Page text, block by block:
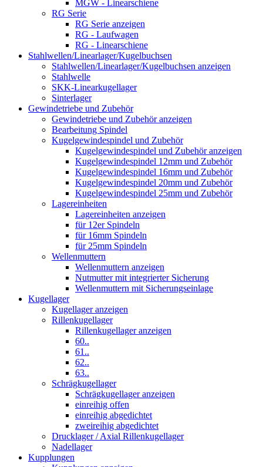
MGW - Linearschiene
RG Serie
RG Serie anzeigen
RG - Laufwagen
RG - Linearschiene
Stahlwellen/Linearlager/Kugelbuchsen
Stahlwellen/Linearlager/Kugelbuchsen anzeigen
Stahlwelle
SKK-Linearkugellager
Sinterlager
Gewindetriebe und Zubehör
Gewindetriebe und Zubehör anzeigen
Bearbeitung Spindel
Kugelgewindespindel und Zubehör
Kugelgewindespindel und Zubehör anzeigen
Kugelgewindespindel 12mm und Zubehör
Kugelgewindespindel 16mm und Zubehör
Kugelgewindespindel 20mm und Zubehör
Kugelgewindespindel 25mm und Zubehör
Lagereinheiten
Lagereinheiten anzeigen
für 12er Spindeln
für 16mm Spindeln
für 25mm Spindeln
Wellenmuttern
Wellenmuttern anzeigen
Nutmutter mit integrierter Sicherung
Wellenmuttern mit Sicherungseinlage
Kugellager
Kugellager anzeigen
Rillenkugellager
Rillenkugellager anzeigen
60..
61..
62..
63..
Schrägkugellager
Schrägkugellager anzeigen
einreihig offen
einreihig abgedichtet
zweireihig abgedichtet
Drucklager / Axial Rillenkugellager
Nadellager
Kupplungen